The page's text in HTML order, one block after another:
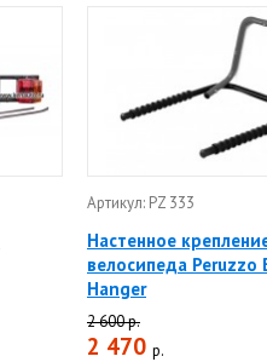
Артикул: PZ 333
Настенное
велосипеда Peruzzo
Hanger
2 600 р.
2 470 р.